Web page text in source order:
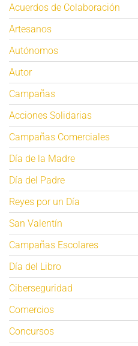
Acuerdos de Colaboración
Artesanos
Autónomos
Autor
Campañas
Acciones Solidarias
Campañas Comerciales
Día de la Madre
Día del Padre
Reyes por un Día
San Valentín
Campañas Escolares
Día del Libro
Ciberseguridad
Comercios
Concursos